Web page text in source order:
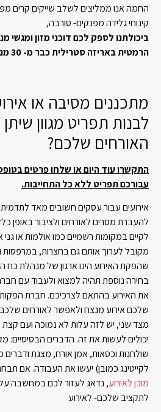
החמה אנו ממליצים לשלב שייקים קרים
קינוחי גלידה מפנקים- סורבה,
ביכולתנו לספק לכם דוכני מזון ומגשי
הרמטית באריזה סטרילית כבר מ- 30 מנות ואילך.
מתכננים מסיבה או
לבנות תפריט מגוון
האורחים שלכם?
התקשרו עוד היום או שלחו פרטים
עבורכם תפריט ללא כל התחייבות.
אירועים עבור עסקים חשובים מאד
להעברת מסרים לאורחים ולציבור באופן
לקיים במקומות רשמיים כמו אולמות או גני
מקובל לערוך אותם גם בחצרות, במרפסות
שהפקת האירוע הינו ארגון של מנהלת
בחירה נוספת תהיה למצוא ולעבוד עם
את האירוע בהתאם לצרכיכם. חברת
שלכם אירוע מנצח ולאפשר לאורחים שלכם
מצד שני, יש לזה עלות לא נמוכה ועם קצת
יכולים לעשות את זה. הדברים
שולחנות וכסאות, אמן אורח, מצגת
לקייטינג כמובן) יעשו את העבודה. אם
מוכן לאירוע, נדאג לעזור לכם במחשבה
לתקציב שלכם- לאירוע